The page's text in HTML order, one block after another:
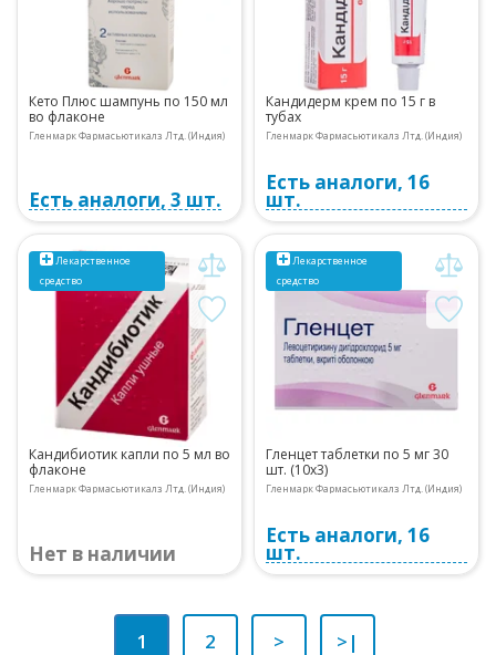
Кето Плюс шампунь по 150 мл
во флаконе
Гленмарк Фармасьютикалз Лтд. (Индия)
Есть аналоги, 3 шт.
Кандидерм крем по 15 г в
тубах
Гленмарк Фармасьютикалз Лтд. (Индия)
Есть аналоги, 16
шт.
Лекарственное
средство
Кандибиотик капли по 5 мл во
флаконе
Гленмарк Фармасьютикалз Лтд. (Индия)
Нет в наличии
Лекарственное
средство
Гленцет таблетки по 5 мг 30
шт. (10х3)
Гленмарк Фармасьютикалз Лтд. (Индия)
Есть аналоги, 16
шт.
1 2 > >|